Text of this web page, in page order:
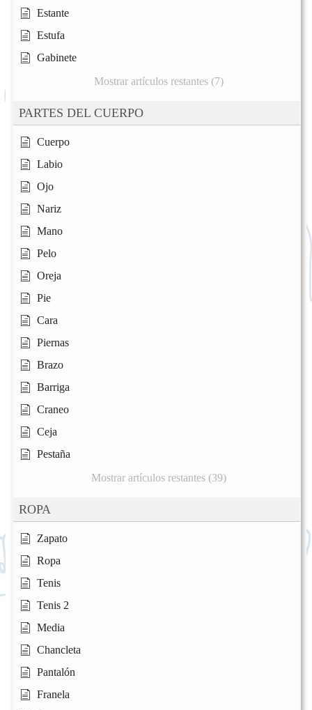
Estante
Estufa
Gabinete
Mostrar artículos restantes (7)
PARTES DEL CUERPO
Cuerpo
Labio
Ojo
Nariz
Mano
Pelo
Oreja
Pie
Cara
Piernas
Brazo
Barriga
Craneo
Ceja
Pestaña
Mostrar artículos restantes (39)
ROPA
Zapato
Ropa
Tenis
Tenis 2
Media
Chancleta
Pantalón
Franela